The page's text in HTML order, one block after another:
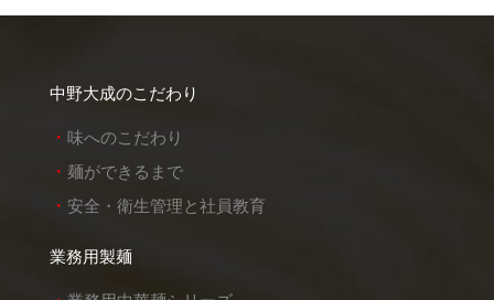
中野大成のこだわり
味へのこだわり
麺ができるまで
安全・衛生管理と社員教育
業務用製麺